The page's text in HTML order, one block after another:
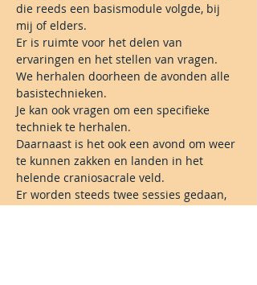
die reeds een basismodule volgde, bij
mij of elders.
Er is ruimte voor het delen van
ervaringen en het stellen van vragen.
We herhalen doorheen de avonden alle
basistechnieken.
Je kan ook vragen om een specifieke
techniek te herhalen.
Daarnaast is het ook een avond om weer
te kunnen zakken en landen in het
helende craniosacrale veld.
Er worden steeds twee sessies gedaan,